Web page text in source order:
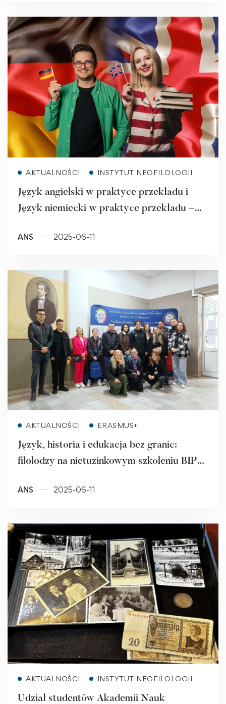
AKTUALNOŚCI INSTYTUT NEOFILOLOGII
Język angielski w praktyce przekładu i
Język niemiecki w praktyce przekładu –
ANS 2025-06-11
AKTUALNOŚCI ERASMUS+
Język, historia i edukacja bez granic:
filolodzy na nietuzinkowym szkoleniu BIP
ANS 2025-06-11
AKTUALNOŚCI INSTYTUT NEOFILOLOGII
Udział studentów Akademii Nauk